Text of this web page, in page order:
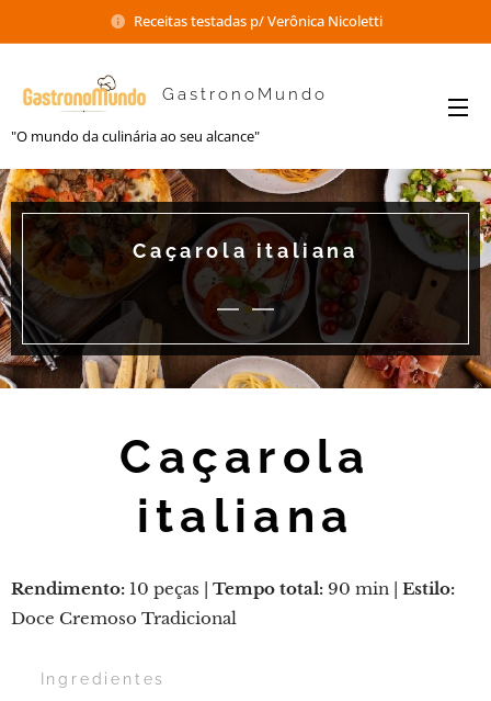
Receitas testadas p/ Verônica Nicoletti
GastronoMundo
"O mundo da culinária ao seu alcance"
Caçarola italiana
Caçarola
italiana
Rendimento: 10 peças | Tempo total: 90 min | Estilo:
Doce Cremoso Tradicional
🛒 Ingredientes